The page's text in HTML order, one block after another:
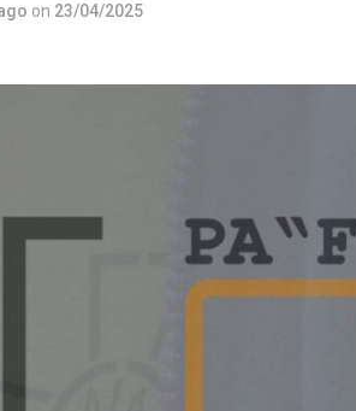
on 23/04/2025